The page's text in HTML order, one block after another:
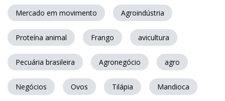
Mercado em movimento Agroindústria
Proteína animal Frango avicultura
Pecuária brasileira Agronegócio agro
Negócios Ovos Tilápia Mandioca